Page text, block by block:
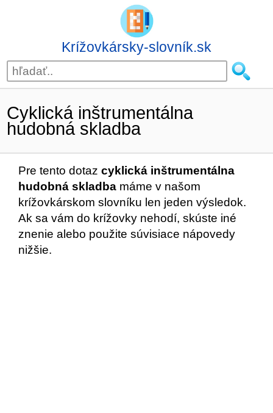
Krížovkársky-slovník.sk
Cyklická inštrumentálna
hudobná skladba
Pre tento dotaz cyklická inštrumentálna
hudobná skladba máme v našom
krížovkárskom slovníku len jeden výsledok.
Ak sa vám do krížovky nehodí, skúste iné
znenie alebo použite súvisiace nápovedy
nižšie.